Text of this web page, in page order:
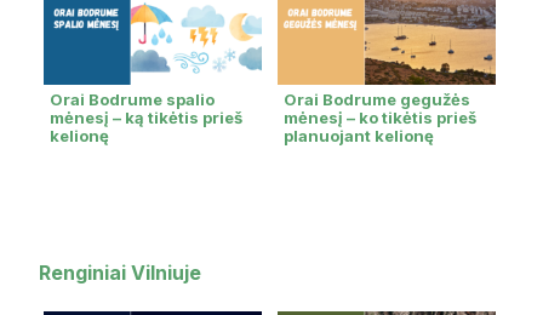
Orai Bodrume spalio
mėnesį – ką tikėtis prieš
kelionę
Orai Bodrume gegužės
mėnesį – ko tikėtis prieš
planuojant kelionę
Renginiai Vilniuje